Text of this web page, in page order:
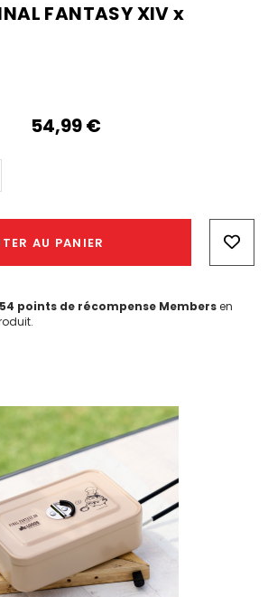
FANTASY XIV x
54,99‎ ‎€
:
AU PANIER
54 points de récompense Membersen